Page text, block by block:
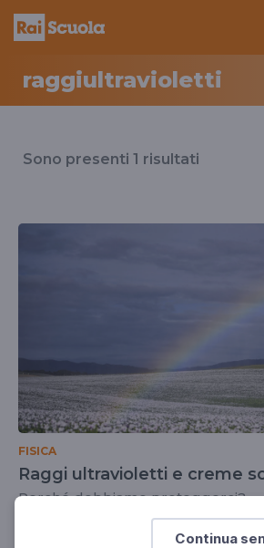
Continua
raggiultravioletti
il
raggiultravioletti
Sono presenti 1 risultati
FISICA
Raggi ultravioletti e creme
Perché dobbiamo proteggerci?